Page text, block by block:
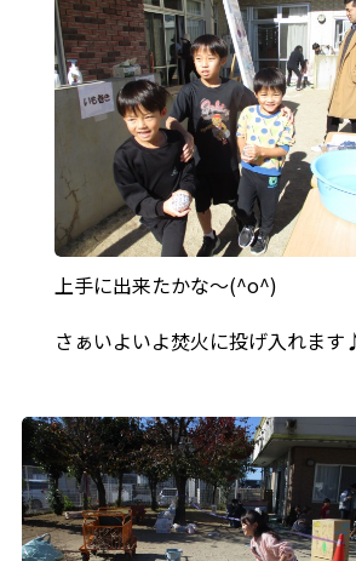
上手に出来たかな～(^o^)
さぁいよいよ焚火に投げ入れま